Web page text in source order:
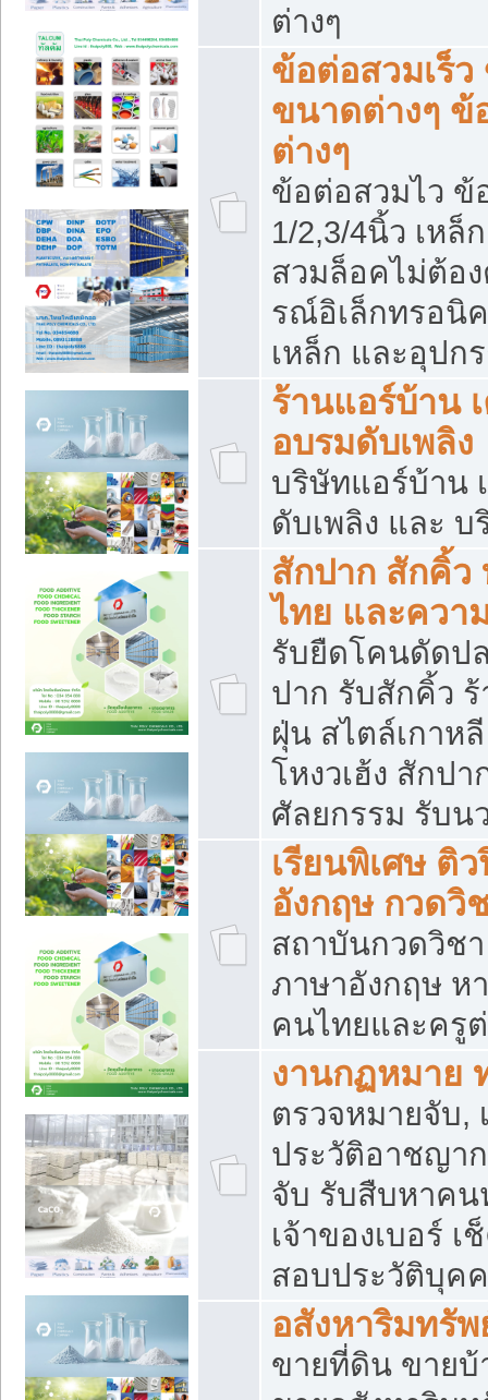
ต่างๆ
ข้อต่อสวมเร็
ขนาดต่างๆ ข้
ต่างๆ
ข้อต่อสวมไว ข้
1/2,3/4นิ้ว เหล็
สวมล็อคไม่ต้อ
รณ์อิเล็กทรอนิ
เหล็ก และอุปก
ร้านแอร์บ้าน
อบรมดับเพลิง
บริษัทแอร์บ้าน
ดับเพลิง และ
สักปาก สักคิ้
ไทย และควา
รับยืดโคนดัดป
ปาก รับสักคิ้ว
ฝุ่น สไตล์เกาห
โหงวเฮ้ง สักป
ศัลยกรรม รับน
เรียนพิเศษ ติ
อังกฤษ กวดวิ
สถาบันกวดวิช
ภาษาอังกฤษ ห
คนไทยและครู
งานกฏหมาย
ตรวจหมายจับ,
ประวัติอาชญา
จับ รับสืบหาคน
เจ้าของเบอร์
สอบประวัติบุค
อสังหาริมทรัพ
ขายที่ดิน ขายบ้